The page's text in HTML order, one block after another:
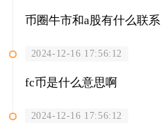
币圈牛市和a股有什么联系
2024-12-16 17:56:12
fc币是什么意思啊
2024-12-16 17:56:12